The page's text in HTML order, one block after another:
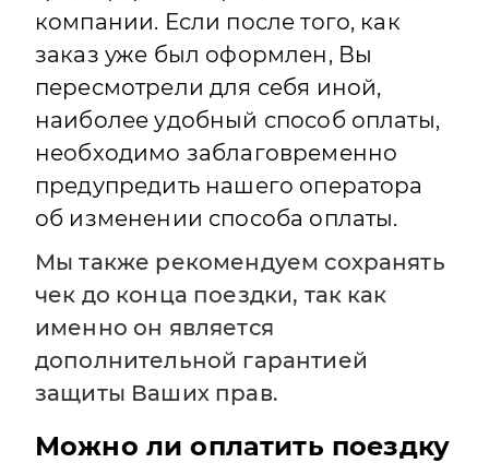
компании. Если после того, как
заказ уже был оформлен, Вы
пересмотрели для себя иной,
наиболее удобный способ оплаты,
необходимо заблаговременно
предупредить нашего оператора
об изменении способа оплаты.
Мы также рекомендуем сохранять
чек до конца поездки, так как
именно он является
дополнительной гарантией
защиты Ваших прав.
Можно ли оплатить поездку